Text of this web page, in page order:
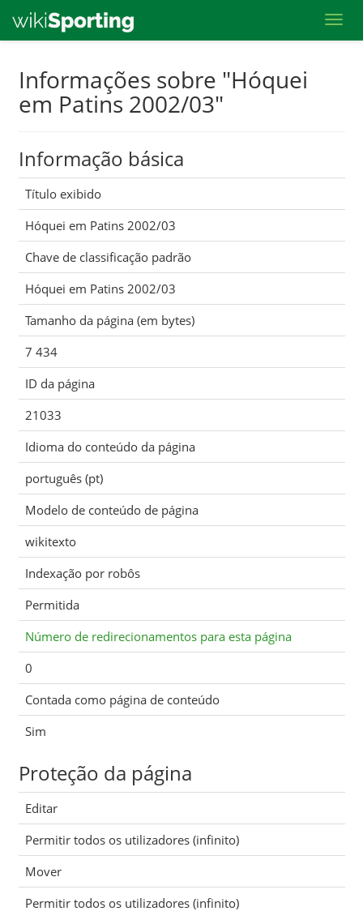
main
Informações sobre "Hóquei
em Patins 2002/03"
Informação básica
Título exibido
Hóquei em Patins 2002/03
Chave de classificação padrão
Hóquei em Patins 2002/03
Tamanho da página (em bytes)
7 434
ID da página
21033
Idioma do conteúdo da página
português (pt)
Modelo de conteúdo de página
wikitexto
Indexação por robôs
Permitida
Número de redirecionamentos para esta página
0
Contada como página de conteúdo
Sim
Proteção da página
Editar
Permitir todos os utilizadores (infinito)
Mover
Permitir todos os utilizadores (infinito)